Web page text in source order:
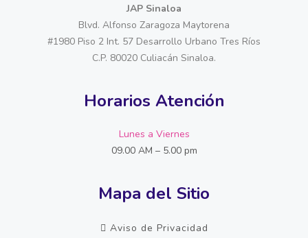
JAP Sinaloa
Blvd. Alfonso Zaragoza Maytorena
#1980 Piso 2 Int. 57 Desarrollo Urbano Tres Ríos
C.P. 80020 Culiacán Sinaloa.
Horarios Atención
Lunes a Viernes
09.00 AM – 5.00 pm
Mapa del Sitio
Aviso de Privacidad